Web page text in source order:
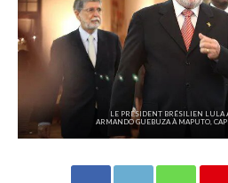
LE PRÉSIDENT BRÉSILIEN LULA
ARMANDO GUEBUZA À MAPUTO,